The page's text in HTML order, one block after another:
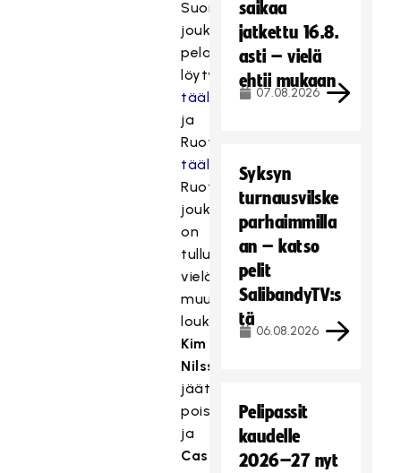
Suomen
joukkueen
pelaajalista
löytyy
täältä
ja
Ruotsin
täältä
Ruotsin
joukkueeseen
on
tullut
vielä
muutos
loukkaantuneen
Kim
Nilssonin
jäätyä
pois
ja
Casper
saikaa
jatkettu 16.8.
asti – vielä
ehtii mukaan
07.08.2026
Syksyn
turnausvilske
parhaimmilla
an – katso
pelit
SalibandyTV:s
tä
06.08.2026
Pelipassit
kaudelle
2026–27 nyt